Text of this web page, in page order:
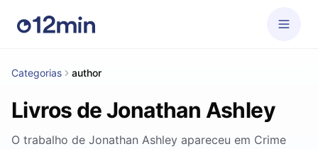
Categorias author
Livros de Jonathan Ashley
O trabalho de Jonathan Ashley apareceu em Crime